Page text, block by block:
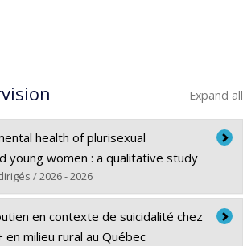
Expand all
health of plurisexual
young women : a qualitative study
/ 2026 - 2026
Sarahen contexte de suicidalité chez
en milieu rural au Québec